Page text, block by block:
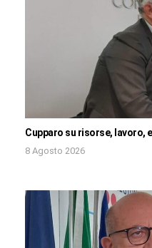
Cupparo su risorse, lavoro,
8 Agosto 2026